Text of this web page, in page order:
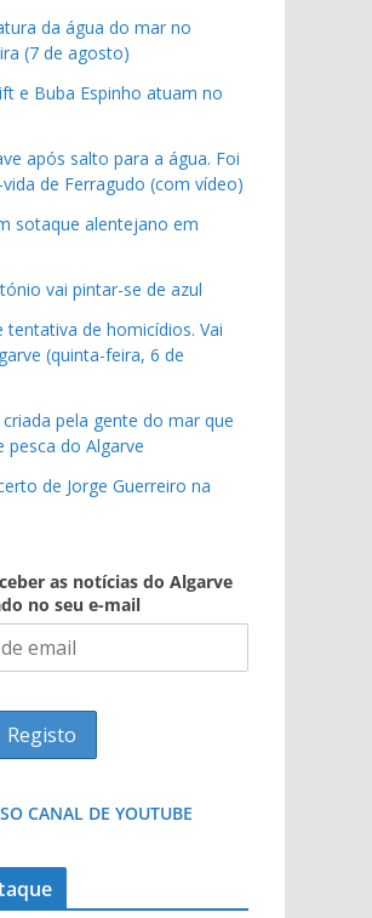
da água do mar no
(7 de agosto)
e Buba Espinho atuam no
após salto para a água. Foi
de Ferragudo (com vídeo)
sotaque alentejano em
vai pintar-se de azul
tentativa de homicídios. Vai
(quinta-feira, 6 de
pela gente do mar que
do Algarve
de Jorge Guerreiro na
as notícias do Algarve
no seu e-mail
CANAL DE YOUTUBE